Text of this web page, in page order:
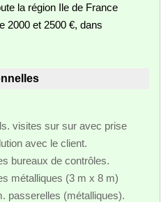
la région Ile de France
2000 et 2500 €, dans
visites sur sur avec prise
avec le client.
bureaux de contrôles.
métalliques (3 m x 8 m)
passerelles (métalliques).